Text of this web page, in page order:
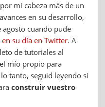
mi cabeza más de un
en su desarrollo,
agosto cuando pude
su día en Twitter. A
de tutoriales al
mío propio para
tanto, seguid leyendo si
construir vuestro